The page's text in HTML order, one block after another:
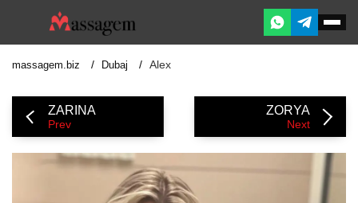
massagem.biz Dubaj Alex
ZARINA
Prev
ZORYA
Next